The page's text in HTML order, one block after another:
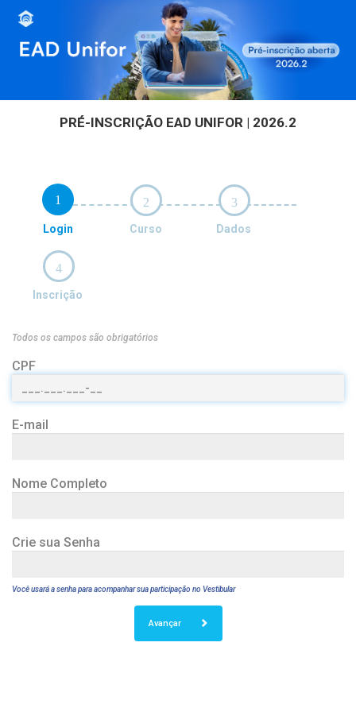
PRÉ-INSCRIÇÃO EAD UNIFOR | 2026.2
1
Login
2
Curso
3
Dados
4
Inscrição
Todos os campos são obrigatórios
CPF
E-mail
Nome Completo
Crie sua Senha
Você usará a senha para acompanhar sua participação no Vestibular
Avançar